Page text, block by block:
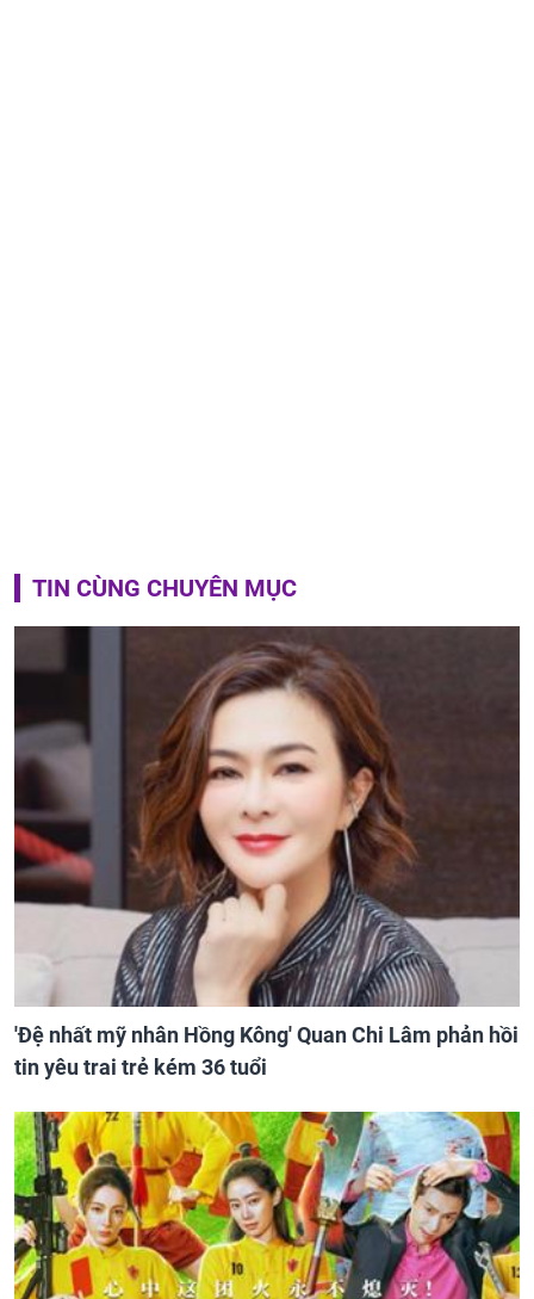
TIN CÙNG CHUYÊN MỤC
'Đệ nhất mỹ nhân Hồng Kông' Quan Chi Lâm phản hồi
tin yêu trai trẻ kém 36 tuổi